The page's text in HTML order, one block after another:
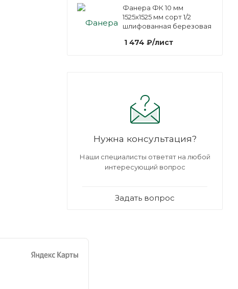
Фанера ФК 10 мм
1525х1525 мм сорт 1/2
шлифованная березовая
1 474 ₽/лист
Нужна консультация?
Наши специалисты ответят на любой
интересующий вопрос
Задать вопрос